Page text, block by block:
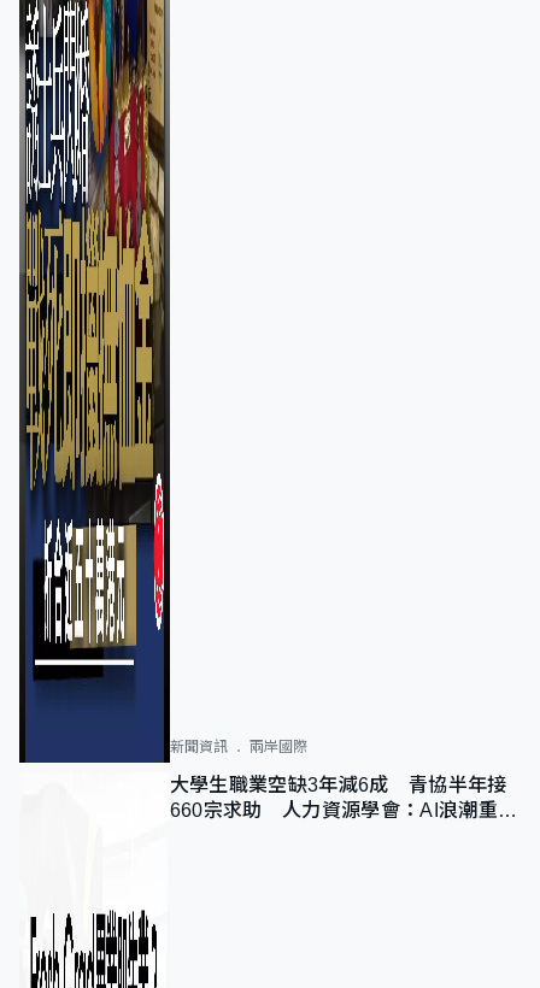
新聞資訊 兩岸國際
大學生職業空缺3年減6成 青協半年接
660宗求助 人力資源學會：AI浪潮重整